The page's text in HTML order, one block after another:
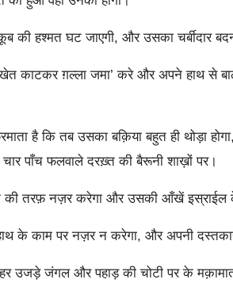
की हश्मत घट जाएगी, और उसका चर्बीदार
काटकर ग़ल्ला जमा’ करे और अपने हाथ से बालें
है कि तब उसका बक़िया बहुत ही थोड़ा
पाँच फलवाले दरख़्त की बैरूनी शाख़ों पर।
की तरफ़ नज़र करेगा और उसकी आँखें इस्राईल
के काम पर नज़र न करेगा, और अपनी
उजड़े जंगल और पहाड़ की चोटी पर के